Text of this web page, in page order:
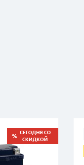
СЕГОДНЯ СО
СКИДКОЙ